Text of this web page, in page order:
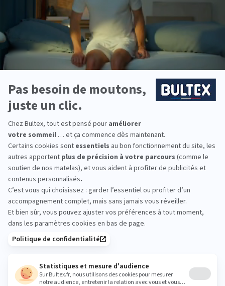
mousses techniques dédiées au sommeil
réparateur. Des collections durables, pensées pour
un usage quotidien.
Chaque dormeur peut choisir sa fermeté. En
associant matelas et sommier adaptés, vous
obtenez un soutien homogène et une bonne
indépendance de couchage.
La gamme permet d’équiper toute la famille :
parents, enfants, étudiants ou chambre d’amis.
Vous composez des lits confortables pour chaque
*Marque la plus détenue : 18 599 personnes
interrogées de février 2019 à mars 2025. Institut
LA COMPAGNIE DU LIT
FREJUS : essayez avant
d’acheter
Venez comparer les conforts en magasin.
Allongez‑vous, changez de position, prenez votre
temps pour ressentir le soutien. C’est le meilleur
moyen de valider le bon matelas avant l’achat.
frejus83@lacompagniedulit.Fr